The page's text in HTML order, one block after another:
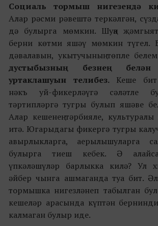
Социаль тормыш нигезендә
Алар рәсми рәвештә теркәлгән,
дә булырга мөмкин. Шуңа
берни көтми яшәү мөмкин түгел.
дәвалавын, укытучының төпле
дустыбызның безнең белән
уртаклашуын телибез. Кеше бит
нәкъ уй-фикерләүгә сәләтле
тәртипләргә тугры булып яшәве
Алар кешенең тәрбияле,
итә. Югарыдагы фикергә тугры
авырлыкларга, аерылышуларга
булырга тиеш кебек. Ә
үпкәләшүләр барлыкка килә? Ул
әйбер чынга ашмаганда туа бит.
тормышка нигезләнеп табылган
кешеләр арасында күптән
калмаган булыр иде.